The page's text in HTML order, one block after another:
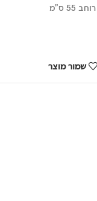
ס"מ
שמור מוצר